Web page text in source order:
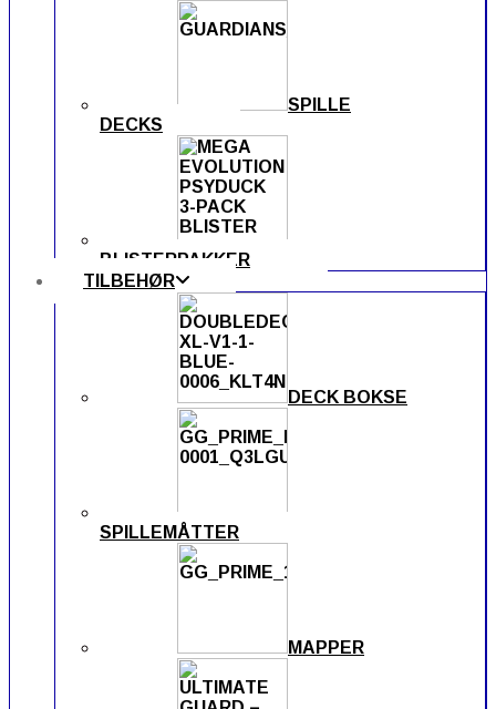
SPILLE
DECKS
BLISTERPAKKER
TILBEHØR
DECK BOKSE
SPILLEMÅTTER
MAPPER